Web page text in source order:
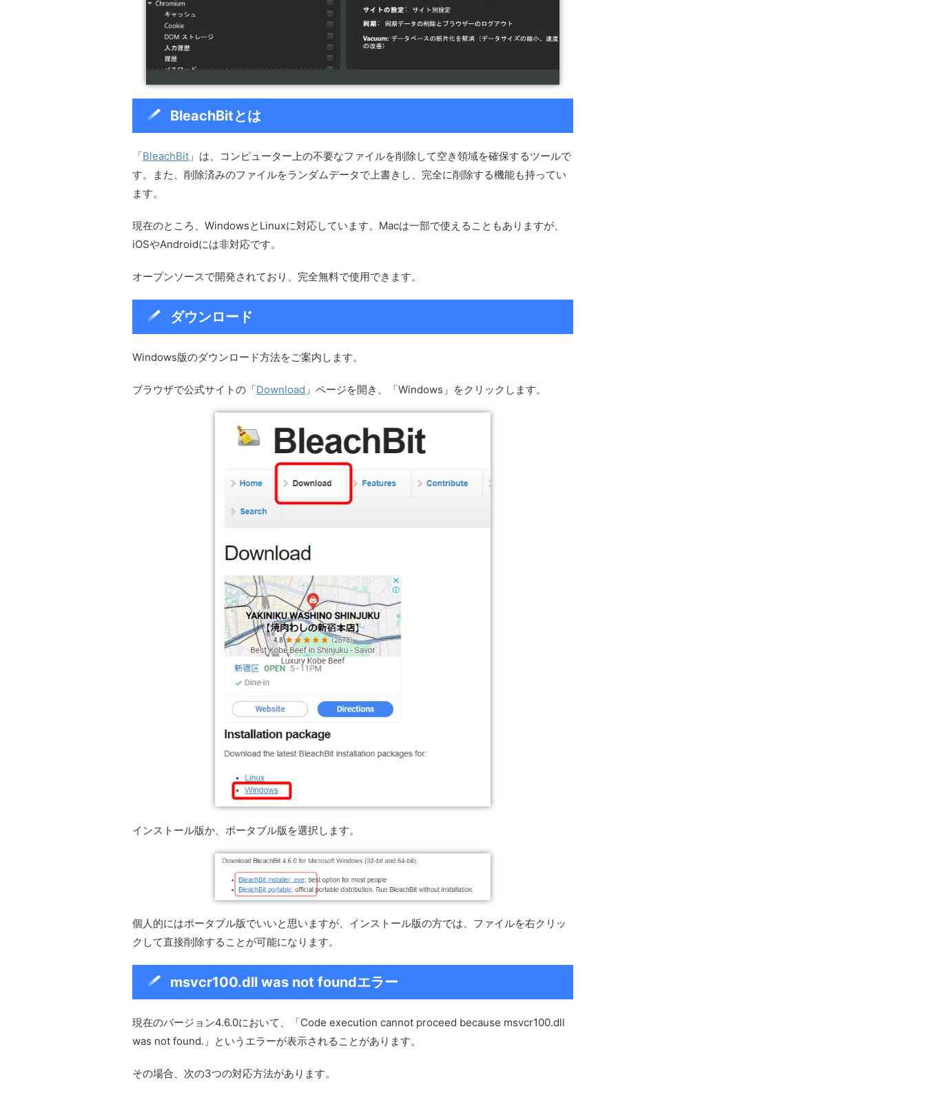
BleachBitとは
「BleachBit 」は、コンピューター上の不要なファイルを削除して空き領域を確保するツールで
す。また、削除済みのファイルをランダムデータで上書きし、完全に削除する機能も持ってい
ます。
現在のところ、WindowsとLinuxに対応しています。Macは一部で使えることもありますが、
iOSやAndroidには非対応です。
オープンソースで開発されており、完全無料で使用できます。
ダウンロード
Windows版のダウンロード方法をご案内します。
ブラウザで公式サイトの「Download 」ページを開き、「Windows」をクリックします。
インストール版か、ポータブル版を選択します。
個人的にはポータブル版でいいと思いますが、インストール版の方では、ファイルを右クリッ
クして直接削除することが可能になります。
msvcr100.dll was not foundエラー
現在のバージョン4.6.0において、「Code execution cannot proceed because msvcr100.dll
was not found.」というエラーが表示されることがあります。
その場合、次の3つの対応方法があります。